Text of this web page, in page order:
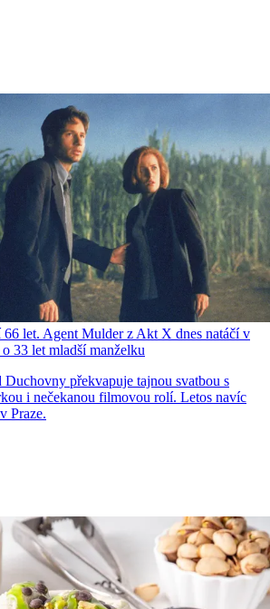
let. Agent Mulder z Akt X dnes natáčí v
33 let mladší manželku
překvapuje tajnou svatbou s
i nečekanou filmovou rolí. Letos navíc
Praze.